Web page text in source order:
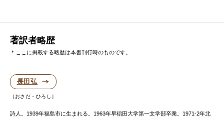
著訳者略歴
＊ここに掲載する略歴は本書刊行時のものです。
長田弘
おさだ・ひろし
詩人。1939年福島市に生まれる。1963年早稲田大学第一文学部卒業。1971-2年北